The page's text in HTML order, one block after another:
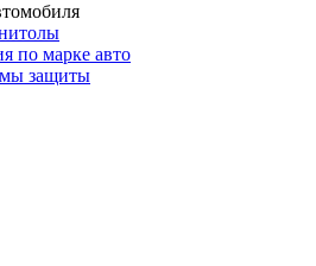
по марке авто
защиты